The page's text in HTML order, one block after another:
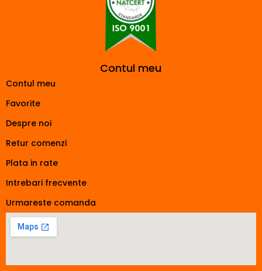
Contul meu
Contul meu
Favorite
Despre noi
Retur comenzi
Plata in rate
Intrebari frecvente
Urmareste comanda